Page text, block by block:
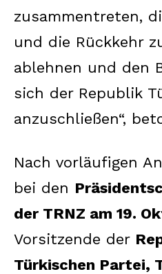
zusammentreten,
und die Rückkehr
ablehnen und den
sich der Republik
anzuschließen“,
Nach vorläufigen
bei den
der TRNZ am 19.
Vorsitzende der
Türkischen Partei,